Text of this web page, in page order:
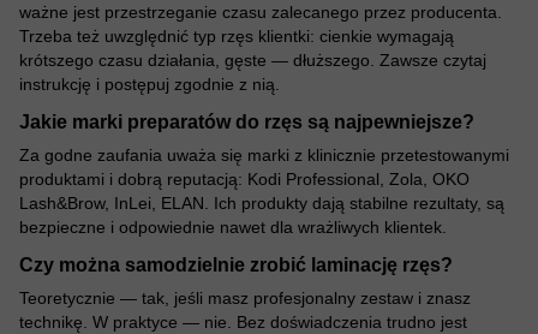
ważne jest przestrzeganie czasu zalecanego przez producenta.
Trzeba też uwzględnić typ rzęs klientki: cienkie wymagają
krótszego czasu działania, gęste — dłuższego. Zawsze czytaj
instrukcję i postępuj zgodnie z nią.
Jakie marki preparatów do rzęs są najpewniejsze?
Za godne zaufania uważa się marki z klinicznie przetestowanymi
produktami i dobrą reputacją: Kodi Professional, Zola, OKO
Lash&Brow, InLei, ELAN. Ich produkty dają stabilne rezultaty, są
bezpieczne i odpowiednie nawet dla wrażliwych klientek.
Czy można samodzielnie zrobić laminację rzęs?
Teoretycznie — tak, jeśli masz profesjonalny zestaw i znasz
technikę. W praktyce — nie. Bez doświadczenia trudno jest